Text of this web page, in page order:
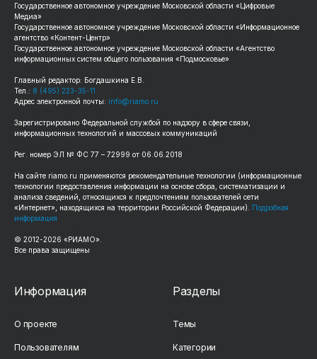
Государственное автономное учреждение Московской области «Цифровые
Медиа»
Государственное автономное учреждение Московской области «Информационное
агентство «Контент-Центр»
Государственное автономное учреждение Московской области «Агентство
информационных систем общего пользования «Подмосковье»
Главный редактор: Богдашкина Е.В.
Тел.: 8 (495) 223-35-11
Адрес электронной почты: info@riamo.ru
Зарегистрировано Федеральной службой по надзору в сфере связи,
информационных технологий и массовых коммуникаций
Рег. номер ЭЛ № ФС 77 – 72999 от 06.06.2018
На сайте riamo.ru применяются рекомендательные технологии (информационные
технологии предоставления информации на основе сбора, систематизации и
анализа сведений, относящихся к предпочтениям пользователей сети
«Интернет», находящихся на территории Российской Федерации). Подробная
информация
© 2012-2026 «РИАМО».
Все права защищены
Информация
О проекте
Пользователям
Разделы
Темы
Категории